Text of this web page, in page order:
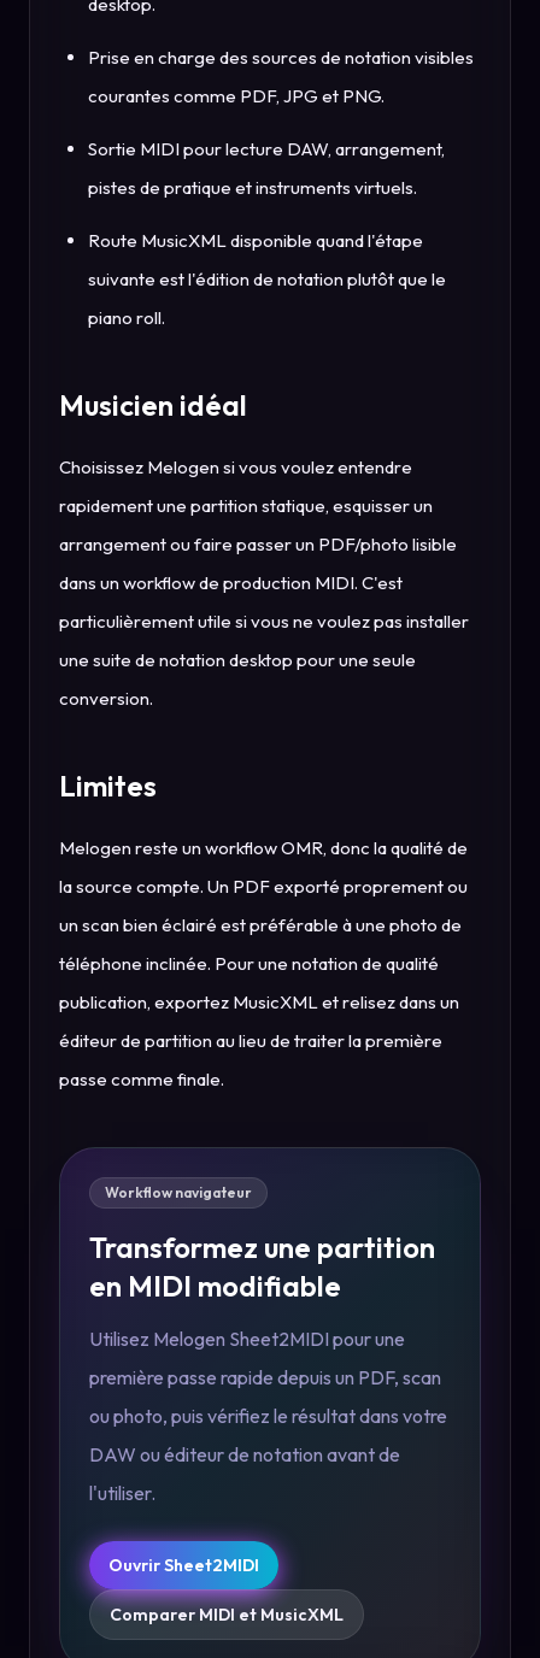
desktop.
Prise en charge des sources de notation visibles
courantes comme PDF, JPG et PNG.
Sortie MIDI pour lecture DAW, arrangement,
pistes de pratique et instruments virtuels.
Route MusicXML disponible quand l'étape
suivante est l'édition de notation plutôt que le
piano roll.
Musicien idéal
Choisissez Melogen si vous voulez entendre
rapidement une partition statique, esquisser un
arrangement ou faire passer un PDF/photo lisible
dans un workflow de production MIDI. C'est
particulièrement utile si vous ne voulez pas installer
une suite de notation desktop pour une seule
conversion.
Limites
Melogen reste un workflow OMR, donc la qualité de
la source compte. Un PDF exporté proprement ou
un scan bien éclairé est préférable à une photo de
téléphone inclinée. Pour une notation de qualité
publication, exportez MusicXML et relisez dans un
éditeur de partition au lieu de traiter la première
passe comme finale.
Workflow navigateur
Transformez une partition
en MIDI modifiable
Utilisez Melogen Sheet2MIDI pour une
première passe rapide depuis un PDF, scan
ou photo, puis vérifiez le résultat dans votre
DAW ou éditeur de notation avant de
l'utiliser.
Ouvrir Sheet2MIDI
Comparer MIDI et MusicXML